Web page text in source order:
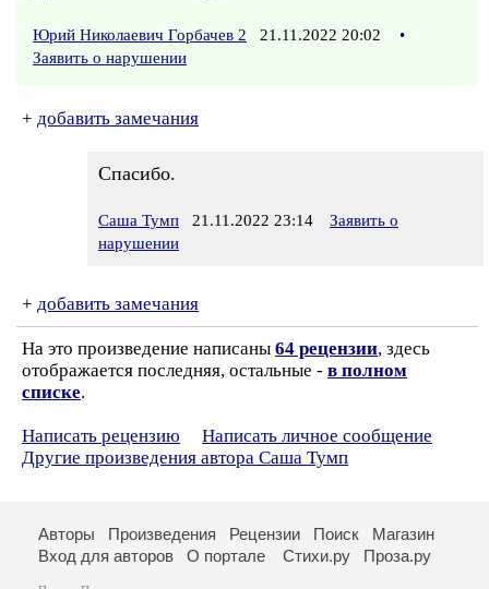
Юрий Николаевич Горбачев 2 21.11.2022 20:02
•
Заявить о нарушении
+ добавить замечания
Спасибо.
Саша Тумп 21.11.2022 23:14
Заявить о
нарушении
+ добавить замечания
На это произведение написаны 64 рецензии, здесь
отображается последняя, остальные - в полном
списке.
Написать рецензию
Написать личное сообщение
Другие произведения автора Саша Тумп
Авторы Произведения Рецензии Поиск
Магазин
Вход для авторов
О портале Стихи.ру Проза.ру